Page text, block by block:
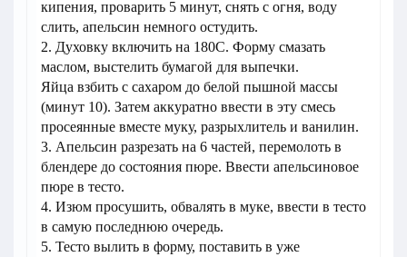
кипения, проварить 5 минут, снять с огня, воду
слить, апельсин немного остудить.
2. Духовку включить на 180С. Форму смазать
маслом, выстелить бумагой для выпечки.
Яйца взбить с сахаром до белой пышной массы
(минут 10). Затем аккуратно ввести в эту смесь
просеянные вместе муку, разрыхлитель и ванилин.
3. Апельсин разрезать на 6 частей, перемолоть в
блендере до состояния пюре. Ввести апельсиновое
пюре в тесто.
4. Изюм просушить, обвалять в муке, ввести в тесто
в самую последнюю очередь.
5. Тесто вылить в форму, поставить в уже